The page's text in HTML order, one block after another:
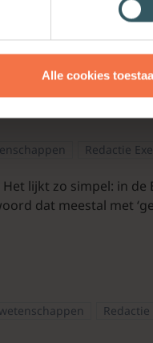
Alle cookies
eigenlijk boden
burgerlijke blik.
naar het woord
Redactie
lijkt zo simpel: in de
dat meestal met